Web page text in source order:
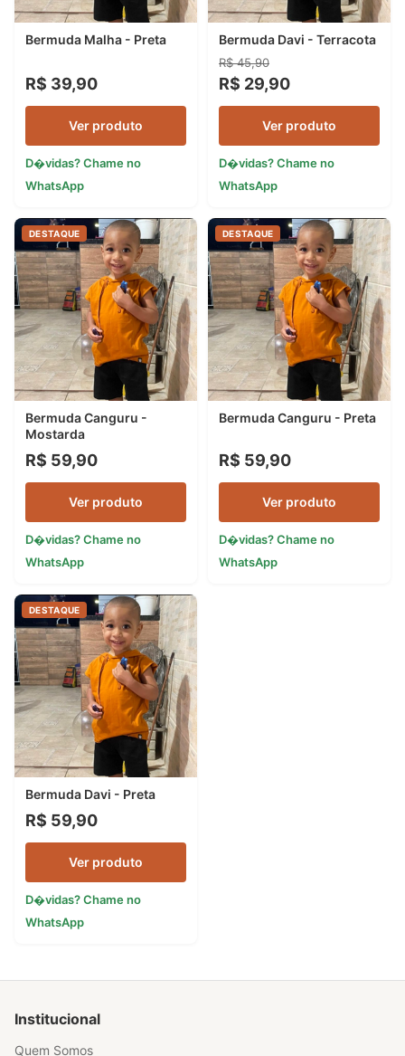
Bermuda Malha - Preta
R$ 39,90
Ver produto
D�vidas? Chame no
WhatsApp
Bermuda Davi - Terracota
R$ 45,90
R$ 29,90
Ver produto
D�vidas? Chame no
WhatsApp
DESTAQUE
Bermuda Canguru -
Mostarda
R$ 59,90
Ver produto
D�vidas? Chame no
WhatsApp
DESTAQUE
Bermuda Canguru - Preta
R$ 59,90
Ver produto
D�vidas? Chame no
WhatsApp
DESTAQUE
Bermuda Davi - Preta
R$ 59,90
Ver produto
D�vidas? Chame no
WhatsApp
Institucional
Quem Somos